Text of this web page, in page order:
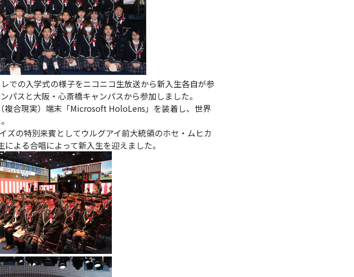
での入学式の様子をニコニコ生放送から新入生各自が参
スと大阪・心斎橋キャンパスから参加しました。
複合現実）端末「Microsoft HoloLens」を装着し、世界
の特別来賓としてウルグアイ前大統領のホセ・ムヒカ
よる合唱によって新入生を迎えました。